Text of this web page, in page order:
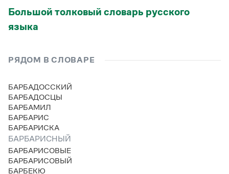
Монологи
Интервью
Учебник Грамоты
Правила русского языка: от азов до тонкостей
Интерактивные упражнения: от простого к сложному
Скороговорки
Издательство
Большой толковый словарь русского
языка
РЯДОМ В СЛОВАРЕ
БАРБАДОССКИЙ
БАРБАДОСЦЫ
БАРБАМИЛ
БАРБАРИС
БАРБАРИСКА
БАРБАРИСНЫЙ
БАРБАРИСОВЫЕ
БАРБАРИСОВЫЙ
БАРБЕКЮ